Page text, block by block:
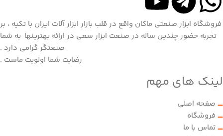
فروشگاه ابزار صنعتی ماکان واقع در قلب بازار ابزار آلات ایران با تکیه ، بر
تجربه حضور چندین ساله در صنعت ابزار سعی در ارائه بهترینها به شما
صنعتگر گرامی دارد .
رضایت شما اولویت ماست .
لینک های مهم
صفحه اصلی
فروشگاه
تماس با ما